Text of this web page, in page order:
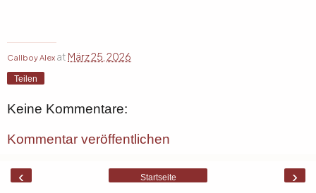
Callboy Alex at März 25, 2026
Teilen
Keine Kommentare:
Kommentar veröffentlichen
‹ ›
Startseite